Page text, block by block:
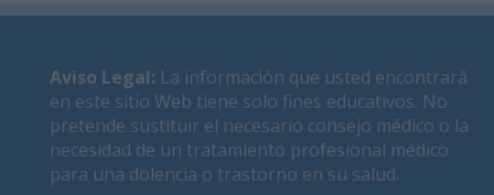
Aviso Legal: La información que usted encontrará
en este sitio Web tiene solo fines educativos. No
pretende sustituir el necesario consejo médico o la
necesidad de un tratamiento profesional médico
para una dolencia o trastorno en su salud.